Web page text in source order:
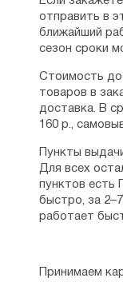
отправить в
ближайший
сезон сроки
Стоимость
товаров в
доставка. В
160 р.,
Пункты
Для всех
пунктов есть
быстро, за
работает
Принимаем